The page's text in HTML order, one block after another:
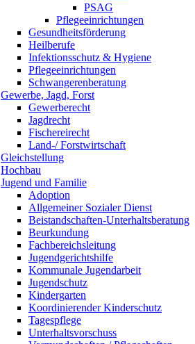
PSAG
Pflegeeinrichtungen
Gesundheitsförderung
Heilberufe
Infektionsschutz & Hygiene
Pflegeeinrichtungen
Schwangerenberatung
Gewerbe, Jagd, Forst
Gewerberecht
Jagdrecht
Fischereirecht
Land-/ Forstwirtschaft
Gleichstellung
Hochbau
Jugend und Familie
Adoption
Allgemeiner Sozialer Dienst
Beistandschaften-Unterhaltsberatung
Beurkundung
Fachbereichsleitung
Jugendgerichtshilfe
Kommunale Jugendarbeit
Jugendschutz
Kindergarten
Koordinierender Kinderschutz
Tagespflege
Unterhaltsvorschuss